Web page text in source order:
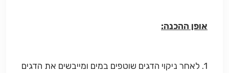
אופן ההכנה:
1. לאחר ניקוי הדגים שוטפים במים ומייבשים את הדגים